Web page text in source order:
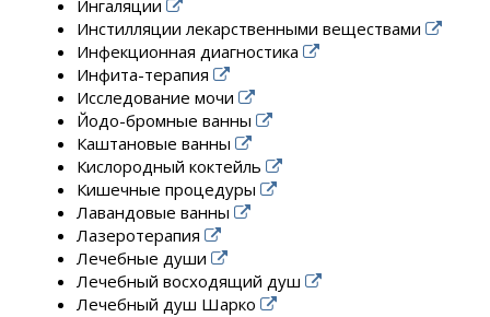
Ингаляции
Инстилляции лекарственными веществами
Инфекционная диагностика
Инфита-терапия
Исследование мочи
Йодо-бромные ванны
Каштановые ванны
Кислородный коктейль
Кишечные процедуры
Лавандовые ванны
Лазеротерапия
Лечебные души
Лечебный восходящий душ
Лечебный душ Шарко